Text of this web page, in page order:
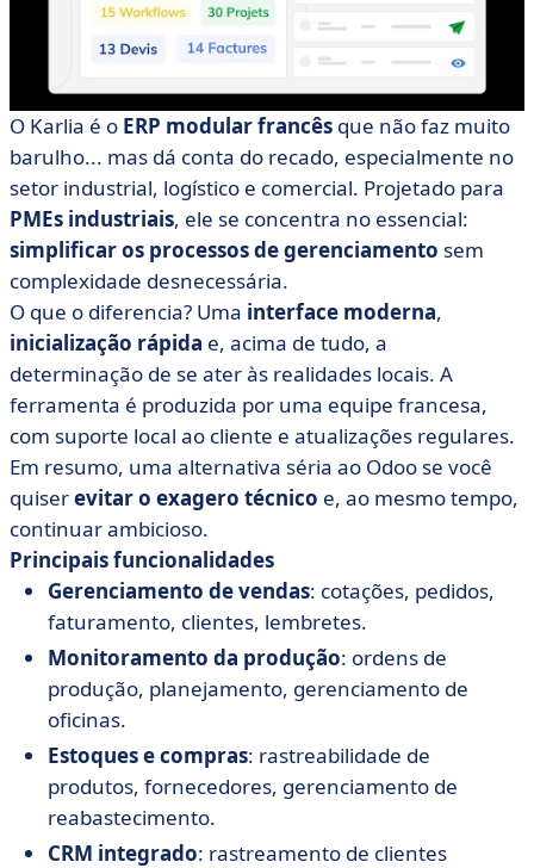
O Karlia é o ERP modular francês que não faz muito
barulho... mas dá conta do recado, especialmente no
setor industrial, logístico e comercial. Projetado para
PMEs industriais, ele se concentra no essencial:
simplificar os processos de gerenciamento sem
complexidade desnecessária.
O que o diferencia? Uma interface moderna,
inicialização rápida e, acima de tudo, a
determinação de se ater às realidades locais. A
ferramenta é produzida por uma equipe francesa,
com suporte local ao cliente e atualizações regulares.
Em resumo, uma alternativa séria ao Odoo se você
quiserevitar o exagero técnico e, ao mesmo tempo,
continuar ambicioso.
Principais funcionalidades
Gerenciamento de vendas: cotações, pedidos,
faturamento, clientes, lembretes.
Monitoramento da produção: ordens de
produção, planejamento, gerenciamento de
oficinas.
Estoques e compras: rastreabilidade de
produtos, fornecedores, gerenciamento de
reabastecimento.
CRM integrado: rastreamento de clientes